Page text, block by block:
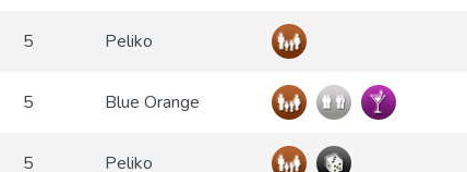
5 Peliko
5 Blue Orange
5 Peliko